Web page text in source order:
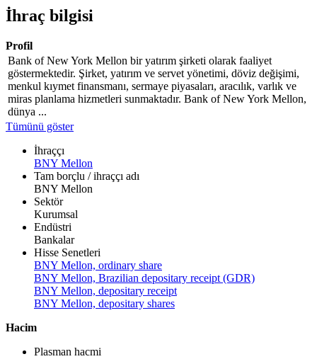
İhraç bilgisi
Profil
Bank of New York Mellon bir yatırım şirketi olarak faaliyet
göstermektedir. Şirket, yatırım ve servet yönetimi, döviz değişimi,
menkul kıymet finansmanı, sermaye piyasaları, aracılık, varlık ve
miras planlama hizmetleri sunmaktadır. Bank of New York Mellon,
dünya ...
Tümünü göster
İhraççı
BNY Mellon
Tam borçlu / ihraççı adı
BNY Mellon
Sektör
Kurumsal
Endüstri
Bankalar
Hisse Senetleri
BNY Mellon, ordinary share
BNY Mellon, Brazilian depositary receipt (GDR)
BNY Mellon, depositary receipt
BNY Mellon, depositary shares
Hacim
Plasman hacmi